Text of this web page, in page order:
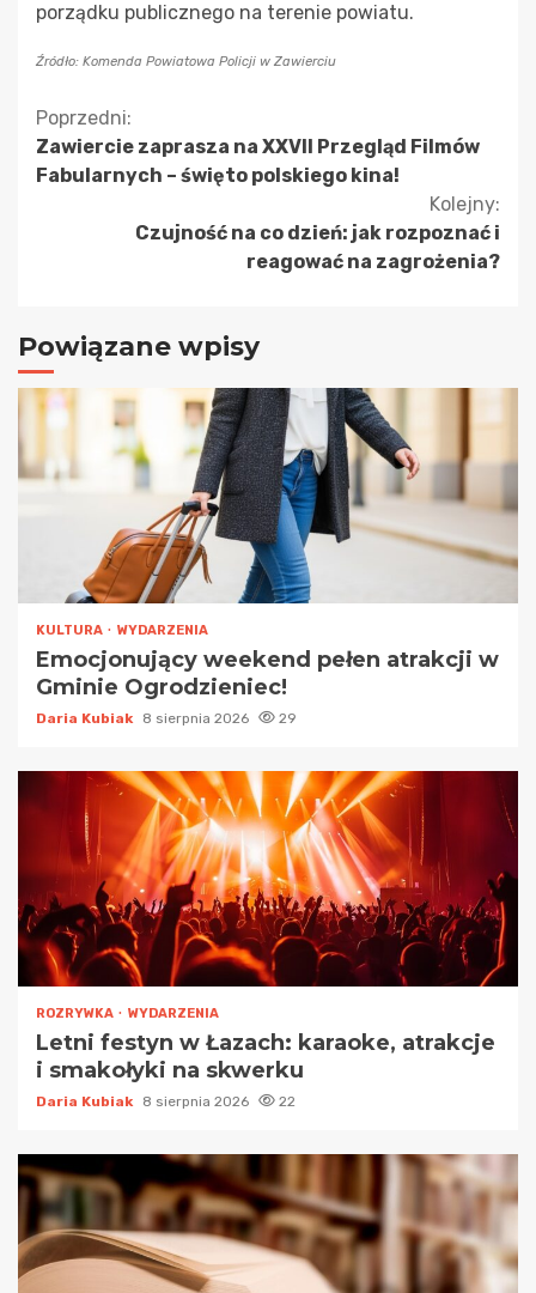
porządku publicznego na terenie powiatu.
Źródło: Komenda Powiatowa Policji w Zawierciu
Kontynuuj
czytanie
Poprzedni:
Zawiercie zaprasza na XXVII Przegląd Filmów
Fabularnych – święto polskiego kina!
Kolejny:
Czujność na co dzień: jak rozpoznać i
reagować na zagrożenia?
Powiązane wpisy
KULTURA WYDARZENIA
Emocjonujący weekend pełen atrakcji w
Gminie Ogrodzieniec!
Daria Kubiak 8 sierpnia 2026 29
ROZRYWKA WYDARZENIA
Letni festyn w Łazach: karaoke, atrakcje
i smakołyki na skwerku
Daria Kubiak 8 sierpnia 2026 22